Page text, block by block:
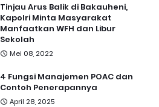
Tinjau Arus Balik di Bakauheni,
Kapolri Minta Masyarakat
Manfaatkan WFH dan Libur
Sekolah
Mei 08, 2022
4 Fungsi Manajemen POAC dan
Contoh Penerapannya
April 28, 2025